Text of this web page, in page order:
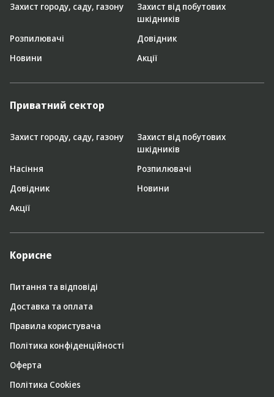
Захист городу, саду, газону
Захист від побутових
шкідників
Розпилювачі
Довідник
Новини
Акції
Приватний сектор
Захист городу, саду, газону
Захист від побутових
шкідників
Насіння
Розпилювачі
Довідник
Новини
Акції
Корисне
Питання та відповіді
Доставка та оплата
Правила користувача
Політика конфіденційності
Оферта
Політика Cookies